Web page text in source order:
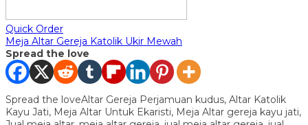
Quick Order
Meja Altar Gereja Katolik Ukir Mewah
Spread the love
Spread the loveAltar Gereja Perjamuan kudus, Altar Katolik
Kayu Jati, Meja Altar Untuk Ekaristi, Meja Altar gereja kayu jati,